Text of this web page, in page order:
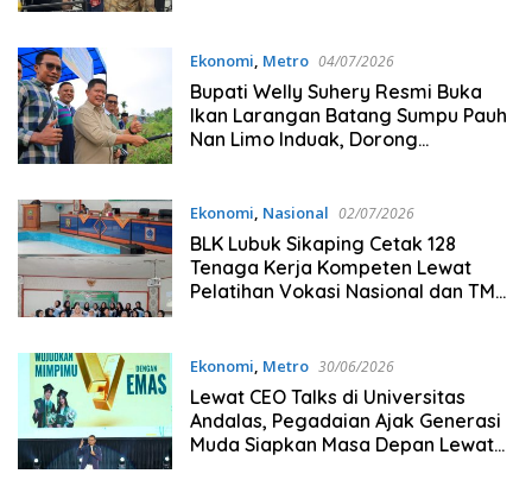
Ekonomi, Metro 04/07/2026
Bupati Welly Suhery Resmi Buka
Ikan Larangan Batang Sumpu Pauh
Nan Limo Induak, Dorong
Ekonomi, Nasional 02/07/2026
BLK Lubuk Sikaping Cetak 128
Tenaga Kerja Kompeten Lewat
Pelatihan Vokasi Nasional dan TMT
Ekonomi Metro 30/06/2026
Lewat CEO Talks di Universitas
Andalas, Pegadaian Ajak Generasi
Muda Siapkan Masa Depan Lewat